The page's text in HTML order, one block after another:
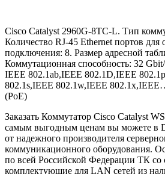
Cisco Catalyst 2960G-8TC-L. Тип
Количество RJ-45 Ethernet портов для
подключения: 8. Размер адресной
Коммутационная способность: 32
IEEE 802.1ab,IEEE 802.1D,IEEE
802.1s,IEEE 802.1w,IEEE
(PoE)
Заказать Коммутатор Cisco Catalyst
самым выгодным ценам вы можете в
от надежного производителя
коммуникационного оборудования.
по всей Российской Федерации ТК со
комплектующие для LAN сетей из